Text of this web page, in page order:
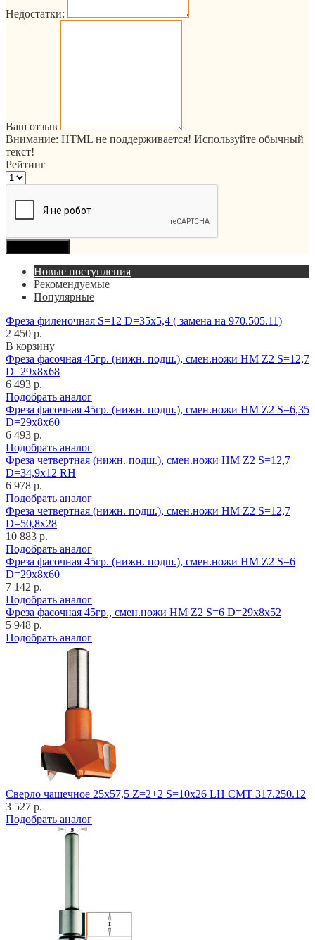
Недостатки:
Ваш отзыв
Внимание: HTML не поддерживается! Используйте обычный
текст!
Рейтинг
Новые поступления
Рекомендуемые
Популярные
Фреза филеночная S=12 D=35x5,4 ( замена на 970.505.11)
2 450 р.
В корзину
Фреза фасочная 45гр. (нижн. подш.), смен.ножи HM Z2 S=12,7
D=29x8x68
6 493 р.
Подобрать аналог
Фреза фасочная 45гр. (нижн. подш.), смен.ножи HM Z2 S=6,35
D=29x8x60
6 493 р.
Подобрать аналог
Фреза четвертная (нижн. подш.), смен.ножи HM Z2 S=12,7
D=34,9x12 RH
6 978 р.
Подобрать аналог
Фреза четвертная (нижн. подш.), смен.ножи HM Z2 S=12,7
D=50,8x28
10 883 р.
Подобрать аналог
Фреза фасочная 45гр. (нижн. подш.), смен.ножи HM Z2 S=6
D=29x8x60
7 142 р.
Подобрать аналог
Фреза фасочная 45гр., смен.ножи HM Z2 S=6 D=29x8x52
5 948 р.
Подобрать аналог
Cверло чашечное 25x57,5 Z=2+2 S=10x26 LH CMT 317.250.12
3 527 р.
Подобрать аналог